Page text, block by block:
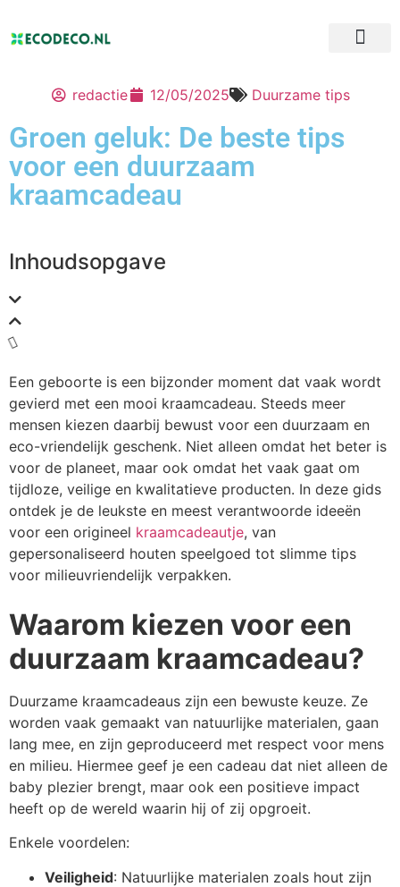
redactie 12/05/2025 Duurzame tips
Groen geluk: De beste tips
voor een duurzaam
kraamcadeau
Inhoudsopgave
Een geboorte is een bijzonder moment dat vaak wordt
gevierd met een mooi kraamcadeau. Steeds meer
mensen kiezen daarbij bewust voor een duurzaam en
eco-vriendelijk geschenk. Niet alleen omdat het beter is
voor de planeet, maar ook omdat het vaak gaat om
tijdloze, veilige en kwalitatieve producten. In deze gids
ontdek je de leukste en meest verantwoorde ideeën
voor een origineel kraamcadeautje, van
gepersonaliseerd houten speelgoed tot slimme tips
voor milieuvriendelijk verpakken.
Waarom kiezen voor een
duurzaam kraamcadeau?
Duurzame kraamcadeaus zijn een bewuste keuze. Ze
worden vaak gemaakt van natuurlijke materialen, gaan
lang mee, en zijn geproduceerd met respect voor mens
en milieu. Hiermee geef je een cadeau dat niet alleen de
baby plezier brengt, maar ook een positieve impact
heeft op de wereld waarin hij of zij opgroeit.
Enkele voordelen:
Veiligheid: Natuurlijke materialen zoals hout zijn